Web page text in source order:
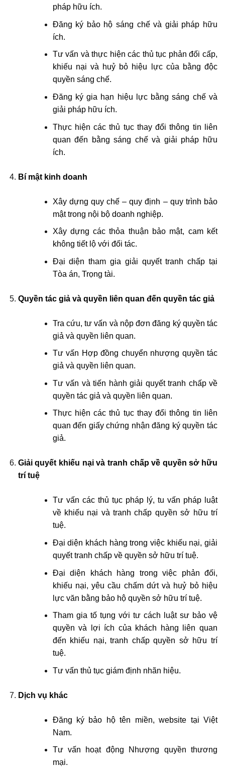
pháp hữu ích.
Đăng ký bảo hộ sáng chế và giải pháp hữu
ích.
Tư vấn và thực hiện các thủ tục phản đối cấp,
khiếu nại và huỷ bỏ hiệu lực của bằng độc
quyền sáng chế.
Đăng ký gia hạn hiệu lực bằng sáng chế và
giải pháp hữu ích.
Thực hiện các thủ tục thay đổi thông tin liên
quan đến bằng sáng chế và giải pháp hữu
ích.
Bí mật kinh doanh
Xây dựng quy chế – quy định – quy trình bảo
mật trong nội bộ doanh nghiệp.
Xây dựng các thỏa thuận bảo mật, cam kết
không tiết lộ với đối tác.
Đại diện tham gia giải quyết tranh chấp tại
Tòa án, Trọng tài.
Quyền tác giả và quyền liên quan đến quyền tác giả
Tra cứu, tư vấn và nộp đơn đăng ký quyền tác
giả và quyền liên quan.
Tư vấn Hợp đồng chuyển nhượng quyền tác
giả và quyền liên quan.
Tư vấn và tiến hành giải quyết tranh chấp về
quyền tác giả và quyền liên quan.
Thực hiện các thủ tục thay đổi thông tin liên
quan đến giấy chứng nhận đăng ký quyền tác
giả.
Giải quyết khiếu nại và tranh chấp về quyền sở hữu
trí tuệ
Tư vấn các thủ tục pháp lý, tu vấn pháp luật
về khiếu nại và tranh chấp quyền sở hữu trí
tuệ.
Đại diện khách hàng trong việc khiếu nại, giải
quyết tranh chấp về quyền sở hữu trí tuệ.
Đại diện khách hàng trong việc phản đối,
khiếu nại, yêu cầu chấm dứt và huỷ bỏ hiệu
lực văn bằng bảo hộ quyền sở hữu trí tuệ.
Tham gia tố tụng với tư cách luật sư bảo vệ
quyền và lợi ích của khách hàng liên quan
đến khiếu nại, tranh chấp quyền sở hữu trí
tuệ.
Tư vấn thủ tục giám định nhãn hiệu.
Dịch vụ khác
Đăng ký bảo hộ tên miền, website tại Việt
Nam.
Tư vấn hoạt động Nhượng quyền thương
mại.